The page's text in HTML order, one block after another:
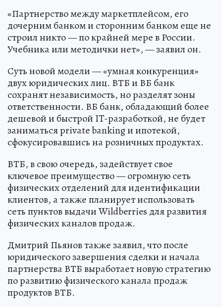
«Партнерство между маркетплейсом, его
дочерним банком и сторонним банком еще не
строил никто — по крайней мере в России.
Учебника или методички нет», — заявил он.
Суть новой модели — «умная конкуренция»
двух юридических лиц. ВТБ и ВБ банк
сохранят независимость, но разделят зоны
ответственности. ВБ банк, обладающий более
дешевой и быстрой IT-разработкой, не будет
заниматься private banking и ипотекой,
сфокусировавшись на розничных продуктах.
ВТБ, в свою очередь, задействует свое
ключевое преимущество — огромную сеть
физических отделений для идентификации
клиентов, а также планирует использовать
сеть пунктов выдачи Wildberries для развития
физических каналов продаж.
Дмитрий Пьянов также заявил, что после
юридического завершения сделки и начала
партнерства ВТБ выработает новую стратегию
по развитию физического канала продаж
продуктов ВТБ.